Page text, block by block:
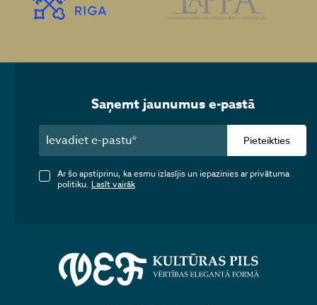
Saņemt jaunumus e-pastā
Pieteikties
Ar šo apstiprinu, ka esmu izlasījis un iepazinies ar privātuma
politiku. Lasīt vairāk